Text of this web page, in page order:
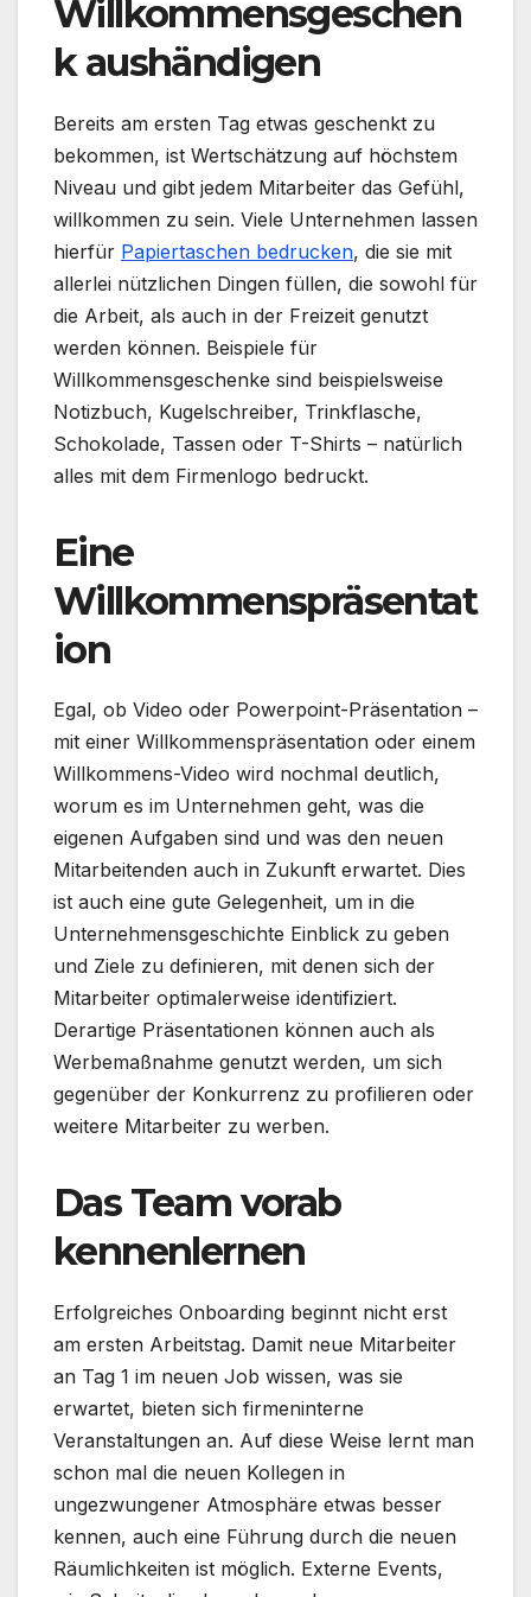
Willkommensgeschen
k aushändigen
Bereits am ersten Tag etwas geschenkt zu
bekommen, ist Wertschätzung auf höchstem
Niveau und gibt jedem Mitarbeiter das Gefühl,
willkommen zu sein. Viele Unternehmen lassen
hierfür Papiertaschen bedrucken, die sie mit
allerlei nützlichen Dingen füllen, die sowohl für
die Arbeit, als auch in der Freizeit genutzt
werden können. Beispiele für
Willkommensgeschenke sind beispielsweise
Notizbuch, Kugelschreiber, Trinkflasche,
Schokolade, Tassen oder T-Shirts – natürlich
alles mit dem Firmenlogo bedruckt.
Eine
Willkommenspräsentat
ion
Egal, ob Video oder Powerpoint-Präsentation –
mit einer Willkommenspräsentation oder einem
Willkommens-Video wird nochmal deutlich,
worum es im Unternehmen geht, was die
eigenen Aufgaben sind und was den neuen
Mitarbeitenden auch in Zukunft erwartet. Dies
ist auch eine gute Gelegenheit, um in die
Unternehmensgeschichte Einblick zu geben
und Ziele zu definieren, mit denen sich der
Mitarbeiter optimalerweise identifiziert.
Derartige Präsentationen können auch als
Werbemaßnahme genutzt werden, um sich
gegenüber der Konkurrenz zu profilieren oder
weitere Mitarbeiter zu werben.
Das Team vorab
kennenlernen
Erfolgreiches Onboarding beginnt nicht erst
am ersten Arbeitstag. Damit neue Mitarbeiter
an Tag 1 im neuen Job wissen, was sie
erwartet, bieten sich firmeninterne
Veranstaltungen an. Auf diese Weise lernt man
schon mal die neuen Kollegen in
ungezwungener Atmosphäre etwas besser
kennen, auch eine Führung durch die neuen
Räumlichkeiten ist möglich. Externe Events,